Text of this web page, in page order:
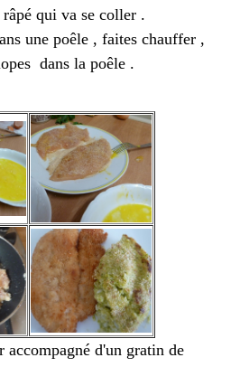
qui va se coller .
une poêle , faites chauffer ,
dans la poêle .
accompagné d'un gratin de